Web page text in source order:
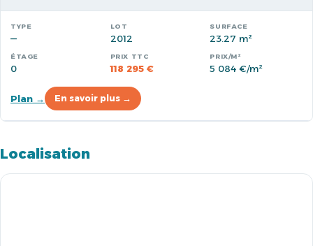
— 2012 23.27 m²
0 118 295 € 5 084 €/m²
Plan → En savoir plus →
Localisation